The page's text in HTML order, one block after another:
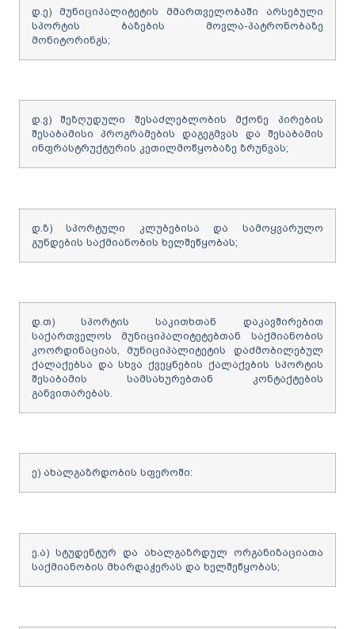
დ.ე) მუნიციპალიტეტის მმართველობაში არსებული
სპორტის ბაზების მოვლა-პატრონობაზე
მონიტორინგს;
დ.ვ) შეზღუდული შესაძლებლობის მქონე პირების
შესაბამისი პროგრამების დაგეგმვას და შესაბამის
ინფრასტრუქტურის კეთილმოწყობაზე ზრუნვას;
დ.ზ) სპორტული კლუბებისა და სამოყვარულო
გუნდების საქმიანობის ხელშეწყობას;
დ.თ) სპორტის საკითხთან დაკავშირებით
საქართველოს მუნიციპალიტეტებთან საქმიანობის
კოორდინაციას, მუნიციპალიტეტის დაძმობილებულ
ქალაქებსა და სხვა ქვეყნების ქალაქების სპორტის
შესაბამის სამსახურებთან კონტაქტების
განვითარებას.
ე) ახალგაზრდობის სფეროში:
ე.ა) სტუდენტურ და ახალგაზრდულ ორგანიზაციათა
საქმიანობის მხარდაჭერას და ხელშეწყობას;